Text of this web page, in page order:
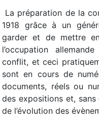
 La préparation de la
1918 grâce à un
garder et de mettre
l’occupation
conflit, et ceci
sont en cours de
documents, réels ou
des expositions et,
de l’évolution des